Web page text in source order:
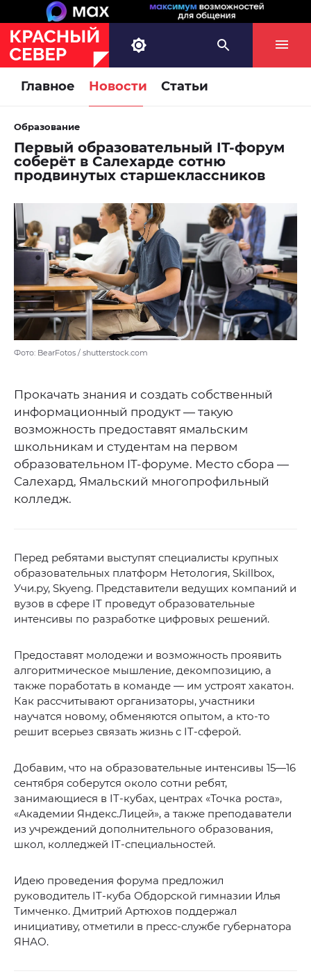
Главное Новости Статьи
Образование
Первый образовательный IT-форум
соберёт в Салехарде сотню
продвинутых старшеклассников
Фото: BearFotos / shutterstock.com
Прокачать знания и создать собственный
информационный продукт — такую
возможность предоставят ямальским
школьникам и студентам на первом
образовательном IT-форуме. Место сбора —
Салехард, Ямальский многопрофильный
колледж.
Перед ребятами выступят специалисты крупных
образовательных платформ Нетология, Skillbox,
Учи.ру, Skyeng. Представители ведущих компаний и
вузов в сфере IT проведут образовательные
интенсивы по разработке цифровых решений.
Предоставят молодежи и возможность проявить
алгоритмическое мышление, декомпозицию, а
также поработать в команде — им устроят хакатон.
Как рассчитывают организаторы, участники
научатся новому, обменяются опытом, а кто-то
решит всерьез связать жизнь с IT-сферой.
Добавим, что на образовательные интенсивы 15—16
сентября соберутся около сотни ребят,
занимающиеся в IT-кубах, центрах «Точка роста»,
«Академии Яндекс.Лицей», а также преподаватели
из учреждений дополнительного образования,
школ, колледжей IT-специальностей.
Идею проведения форума предложил
руководитель IT-куба Обдорской гимназии Илья
Тимченко. Дмитрий Артюхов поддержал
инициативу, отметили в пресс-службе губернатора
ЯНАО.